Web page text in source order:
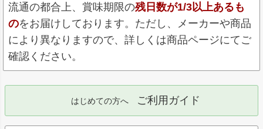
流通の都合上、賞味期限の残日数が1/3以上あるも
のをお届けしております。ただし、メーカーや商品
により異なりますので、詳しくは商品ページにてご
確認ください。
はじめての方へ ご利用ガイド